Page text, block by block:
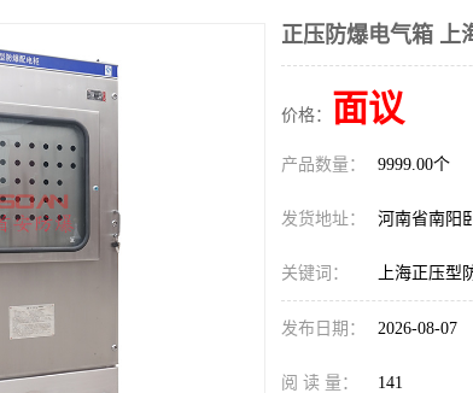
正压防爆电气箱 上
价格： 面议
产品数量： 9999.00个
发货地址： 河南省南阳
关键词： 上海正压型
发布日期： 2026-08-07
阅 读 量： 141